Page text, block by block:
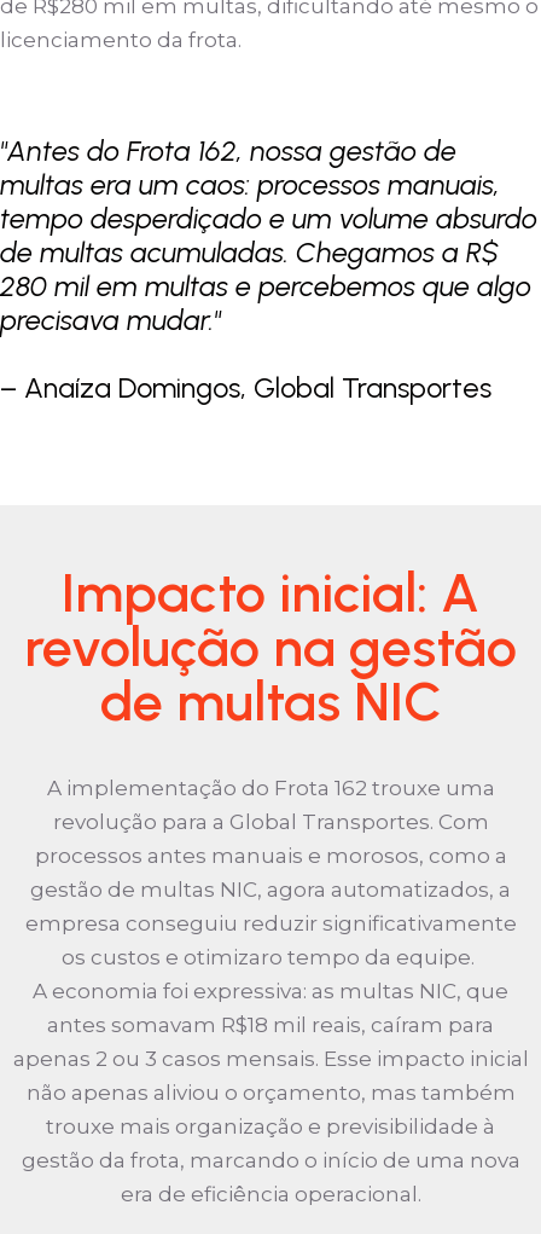
de R$280 mil em multas, dificultando até mesmo o
licenciamento da frota.
"Antes do Frota 162, nossa gestão de
multas era um caos: processos manuais,
tempo desperdiçado e um volume absurdo
de multas acumuladas. Chegamos a R$
280 mil em multas e percebemos que algo
precisava mudar."
– Anaíza Domingos, Global Transportes
Impacto inicial: A
revolução na gestão
de multas NIC
A implementação do Frota 162 trouxe uma
revolução para a Global Transportes. Com
processos antes manuais e morosos, como a
gestão de multas NIC, agora automatizados, a
empresa conseguiu reduzir significativamente
os custos e otimizaro tempo da equipe.
A economia foi expressiva: as multas NIC, que
antes somavam R$18 mil reais, caíram para
apenas 2 ou 3 casos mensais. Esse impacto inicial
não apenas aliviou o orçamento, mas também
trouxe mais organização e previsibilidade à
gestão da frota, marcando o início de uma nova
era de eficiência operacional.